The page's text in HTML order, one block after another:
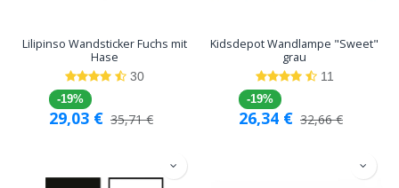
Lilipinso Wandsticker Fuchs mit
Hase
30
-19%
29,03 € 35,71€
Kidsdepot Wandlampe "Sweet"
grau
11
-19%
26,34 € 32,66€